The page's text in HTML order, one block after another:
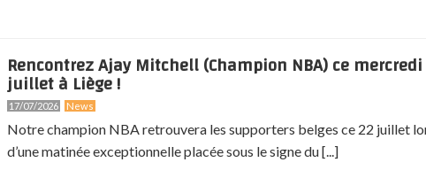
Rencontrez Ajay Mitchell (Champion NBA) ce
juillet à Liège !
17/07/2026 News
Notre champion NBA retrouvera les supporters belges ce 22 juillet
d’une matinée exceptionnelle placée sous le signe du [...]